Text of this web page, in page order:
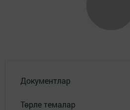
Документлар
Төрле темалар